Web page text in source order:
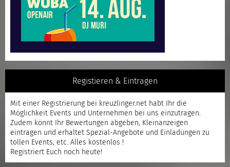
Registieren & Eintragen
Mit einer Registrierung bei kreuzlinger.net habt Ihr die
Möglichkeit Events und Unternehmen bei uns einzutragen.
Zudem könnt Ihr Bewertungen abgeben, Kleinanzeigen
eintragen und erhaltet Spezial-Angebote und Einladungen zu
tollen Events, etc. Alles kostenlos !
Registriert Euch noch heute!